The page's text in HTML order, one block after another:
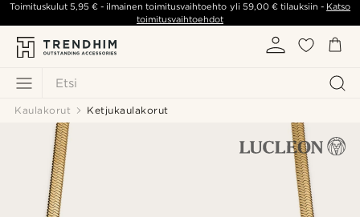
Etsi
Toimituskulut5,95 € - ilmainen toimitusvaihtoehto yli 59,00 €tilauksiin - Katso
toimitusvaihtoehdot
Kaulakorut Ketjukaulakorut